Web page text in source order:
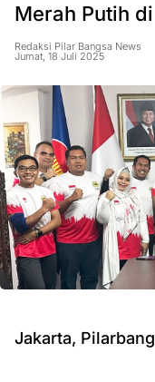
Merah Putih
Redaksi Pilar Bangsa News
Jumat, 18 Juli 2025
Jakarta,